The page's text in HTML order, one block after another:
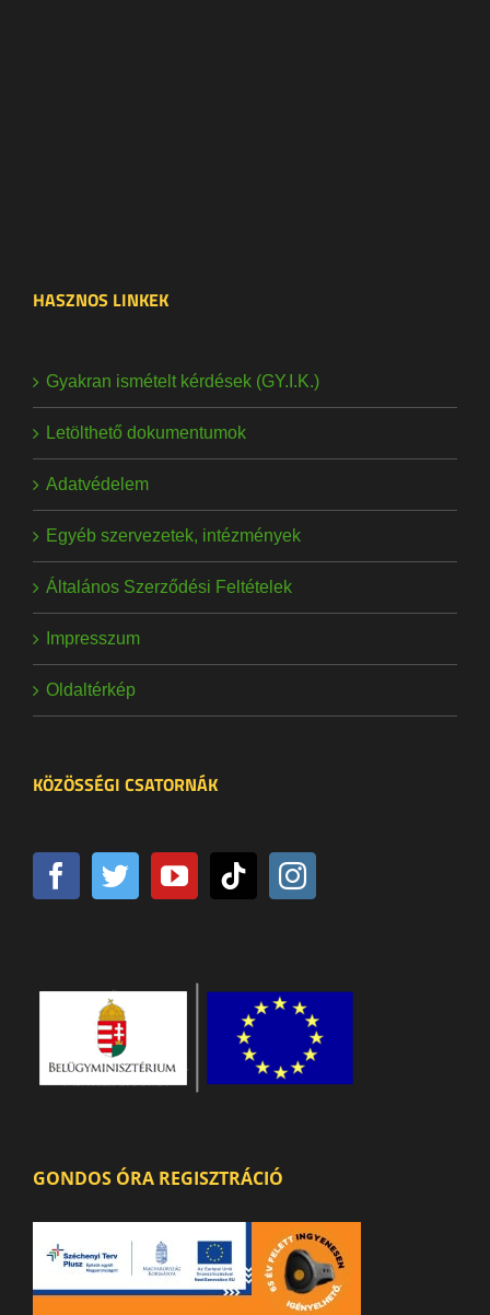
HASZNOS LINKEK
Gyakran ismételt kérdések (GY.I.K.)
Letölthető dokumentumok
Adatvédelem
Egyéb szervezetek, intézmények
Általános Szerződési Feltételek
Impresszum
Oldaltérkép
KÖZÖSSÉGI CSATORNÁK
GONDOS ÓRA REGISZTRÁCIÓ